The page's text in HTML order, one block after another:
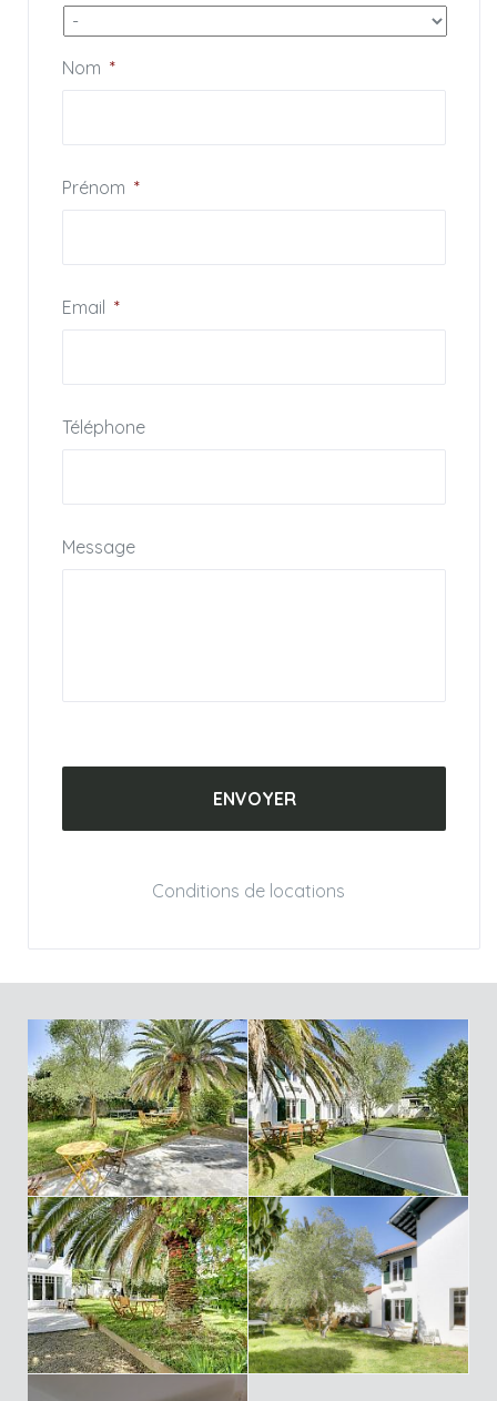
arrivée, le logement sera entièrement préparé par notre
équipe de ménage et le linge de maison installé (serviettes
de toilettes, draps, torchons).
Nom *
Prénom *
Email *
Téléphone
Message
Conditions de locations